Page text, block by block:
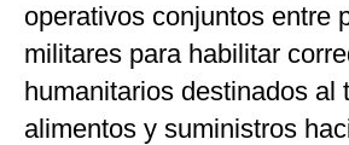
operativos conjuntos entre
militares para habilitar
humanitarios destinados al
alimentos y suministros